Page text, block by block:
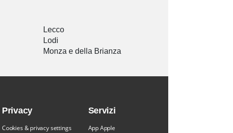
Lecco
Lodi
Monza e della Brianza
Privacy
Cookies & privacy settings
Servizi
App Apple